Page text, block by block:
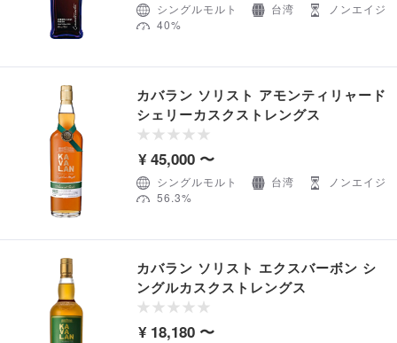
シングルモルト 台湾
ノンエイジ
40%
カバラン ソリスト アモンティリャード
シェリーカスクストレングス
¥ 45,000 〜
シングルモルト 台湾
ノンエイジ
56.3%
カバラン ソリスト エクスバーボン シ
ングルカスクストレングス
¥ 18,180 〜